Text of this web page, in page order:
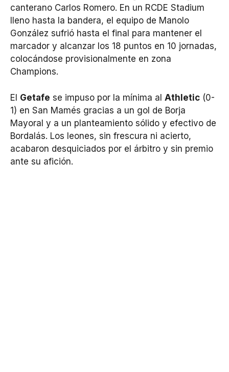
canterano Carlos Romero. En un RCDE Stadium
lleno hasta la bandera, el equipo de Manolo
González sufrió hasta el final para mantener el
marcador y alcanzar los 18 puntos en 10 jornadas,
colocándose provisionalmente en zona
Champions.
El Getafe se impuso por la mínima al Athletic (0-
1) en San Mamés gracias a un gol de Borja
Mayoral y a un planteamiento sólido y efectivo de
Bordalás. Los leones, sin frescura ni acierto,
acabaron desquiciados por el árbitro y sin premio
ante su afición.